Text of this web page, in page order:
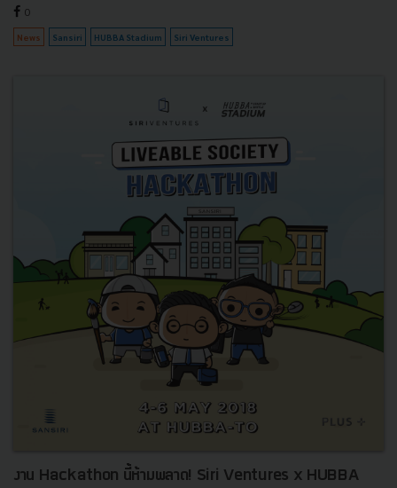
0
News Sansiri HUBBA Stadium Siri Ventures
งาน Hackathon นี้ห้ามพลาด! Siri Ventures x HUBBA